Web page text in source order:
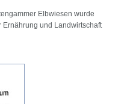
Elbwiesen wurde
Ernährung und Landwirtschaft